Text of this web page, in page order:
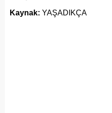
Kaynak: YAŞADIKÇA